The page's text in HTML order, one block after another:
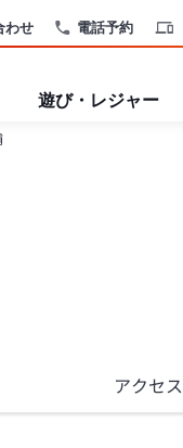
電話予約
わせ
遊び・レジャー
アクセス